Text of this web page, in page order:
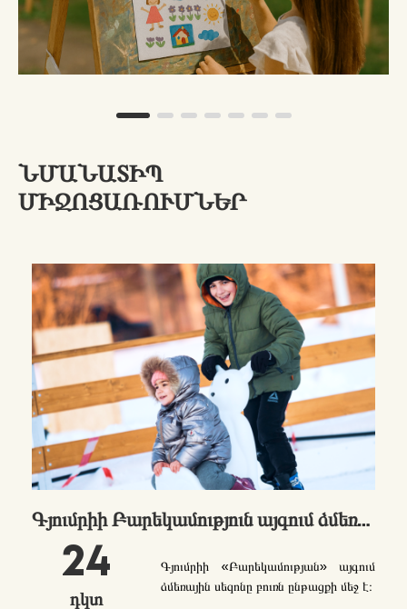
ՆՄԱՆԱՏԻՊ
ՄԻՋՈՑԱՌՈՒՄՆԵՐ
Գյումրիի Բարեկամություն այգում ձմեռային սահադաշտն արդեն բացվել է։
24
դկտ
Գյումրիի «Բարեկամության» այգում
ձմեռային սեզոնը բուռն ընթացքի մեջ է։